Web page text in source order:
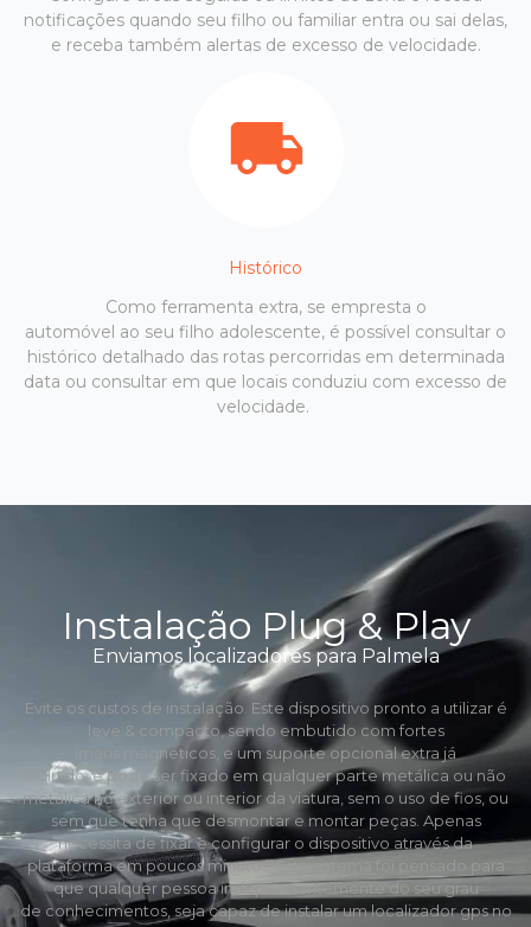
notificações quando seu filho ou familiar entra ou sai delas,
e receba também alertas de excesso de velocidade.
Histórico
Como ferramenta extra, se empresta o
automóvel ao seu filho adolescente, é possível consultar o
histórico detalhado das rotas percorridas em determinada
data ou consultar em que locais conduziu com excesso de
velocidade.
Instalação Plug & Play
Enviamos localizadores para Palmela
Evite os custos de instalação. Este dispositivo pronto a utilizar é
leve & compacto, sendo embutido com fortes
ímans mágneticos, e um suporte opcional extra já
incluído, e pode ser fixado em qualquer parte metálica ou não
metálica no exterior ou interior da viatura, sem o uso de fios, ou
sem que tenha que desmontar e montar peças. Apenas
necessita de fixar e configurar o dispositivo através da
plataforma em poucos minutos. Este sistema foi pensado para
que qualquer pessoa independentemente do seu grau
de conhecimentos, seja capaz de instalar um localizador gps no